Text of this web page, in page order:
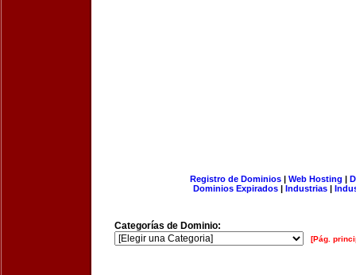
Registro de Dominios| Web Hosting |
Dominios Expirados | Industrias |
Categorías de Dominio:
[Pág.